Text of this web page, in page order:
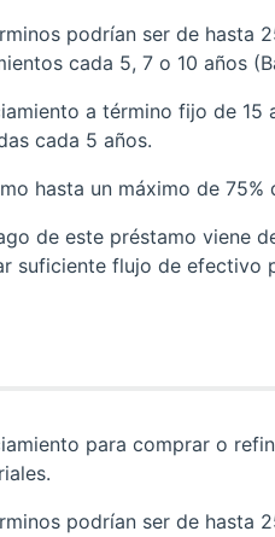
podrían ser de hasta
cada 5, 7 o 10 años
a término fijo de
cada 5 años.
hasta un máximo de 75%
de este préstamo viene
suficiente flujo de efectivo
para comprar o
podrían ser de hasta